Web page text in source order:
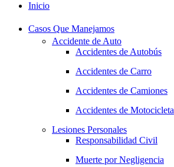
David Tabb
Zac Stoltz
Albuquerque, Nuevo México
Fargo, Dakota del Norte
Los Angeles, California
Plantation Florida
Inicio
Casos Que Manejamos
Accidente de Auto
Accidentes de Autobús
Accidentes de Carro
Accidentes de Camiones
Accidentes de Motocicleta
Lesiones Personales
Responsabilidad Civil
Muerte por Negligencia